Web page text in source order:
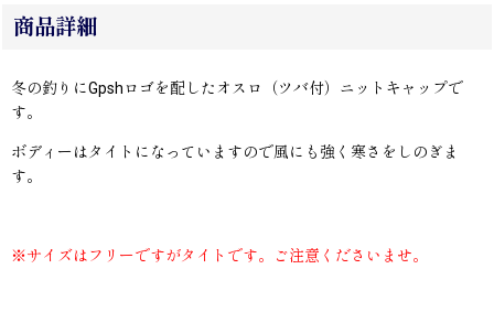
商品詳細
冬の釣りにGpshロゴを配したオスロ（ツバ付）ニットキャップで
す。
ボディーはタイトになっていますので風にも強く寒さをしのぎま
す。
※サイズはフリーですがタイトです。ご注意くださいませ。